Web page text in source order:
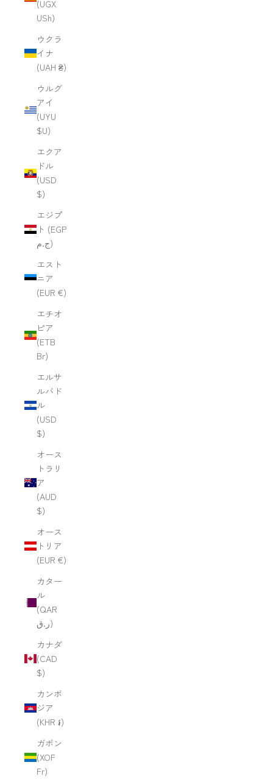
(UGX
USh)
ウクラ
イナ
(UAH ₴)
ウルグ
アイ
(UYU
$U)
エクア
ドル
(USD
$)
エジプ
ト (EGP
ج.م)
エスト
ニア
(EUR €)
エチオ
ピア
(ETB
Br)
エルサ
ルバド
ル
(USD
$)
オース
トラリ
ア
(AUD
$)
オース
トリア
(EUR €)
カター
ル
(QAR
ر.ق)
カナダ
(CAD
$)
カンボ
ジア
(KHR ៛)
ガボン
(XOF
Fr)